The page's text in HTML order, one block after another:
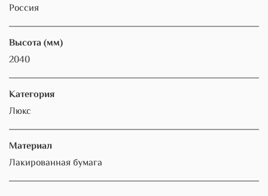
Россия
Высота (мм)
2040
Категория
Люкс
Материал
Лакированная бумага